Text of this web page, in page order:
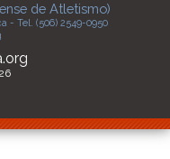
de Atletismo)
- Tel. (506) 2549-0950